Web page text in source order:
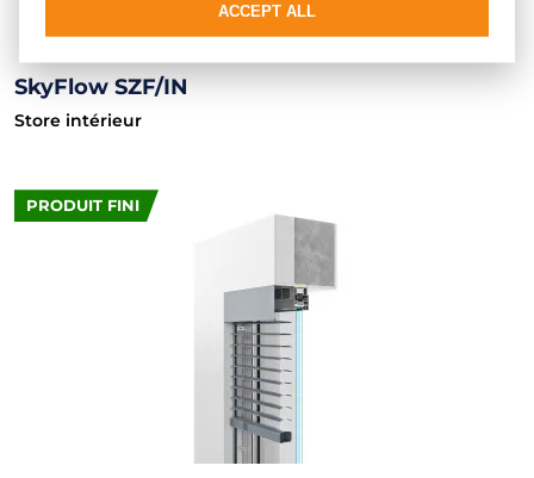
SkyFlow SZF/IN
Store intérieur
PRODUIT FINI
ACCEPT ALL